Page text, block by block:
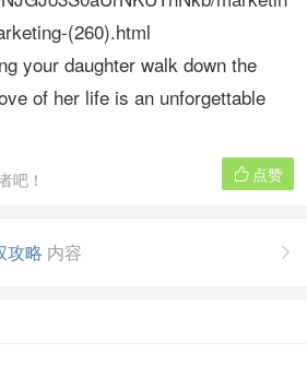
(260).html
your daughter walk down the
of her life is an unforgettable
 点赞
吧！

攻略 内容